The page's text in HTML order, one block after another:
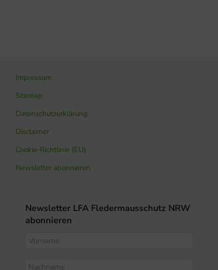
Impressum
Sitemap
Datenschutzerklärung
Disclaimer
Cookie-Richtlinie (EU)
Newsletter abonnieren
Newsletter LFA Fledermausschutz NRW
abonnieren